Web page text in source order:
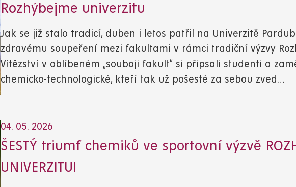
Rozhýbejme univerzitu
Jak se již stalo tradicí, duben i letos patřil na Univerzitě
zdravému soupeření mezi fakultami v rámci tradiční výzvy
Vítězství v oblíbeném „souboji fakult“ si připsali studenti a
chemicko-technologické, kteří tak už pošesté za sebou zved…
04. 05. 2026
ŠESTÝ triumf chemiků ve sportovní výzvě
UNIVERZITU!